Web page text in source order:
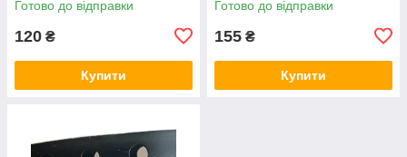
Готово до відправки
120 ₴
Купити
Готово до відправки
155 ₴
Купити